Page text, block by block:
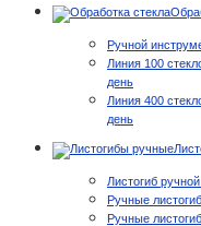
Ручной
Линия 100
день
Линия 400
день
Листогиб
Ручные
Ручные